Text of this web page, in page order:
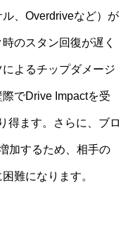
、Overdriveなど）が
のスタン回復が遅く
よるチップダメージ
でDrive Impactを受
得ます。さらに、ブロ
加するため、相手の
難になります。